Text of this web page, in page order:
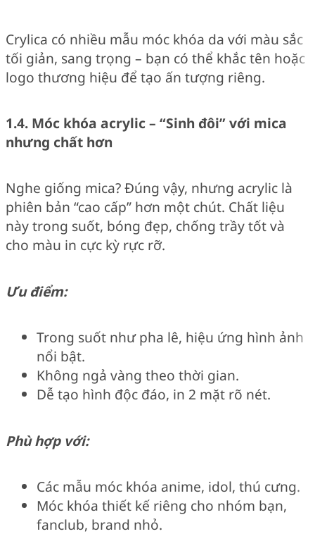
Crylica có nhiều mẫu móc khóa da với màu sắc
tối giản, sang trọng – bạn có thể khắc tên hoặc
logo thương hiệu để tạo ấn tượng riêng.
1.4. Móc khóa acrylic – “Sinh đôi” với mica
nhưng chất hơn
Nghe giống mica? Đúng vậy, nhưng acrylic là
phiên bản “cao cấp” hơn một chút. Chất liệu
này trong suốt, bóng đẹp, chống trầy tốt và
cho màu in cực kỳ rực rỡ.
Ưu điểm:
Trong suốt như pha lê, hiệu ứng hình ảnh
nổi bật.
Không ngả vàng theo thời gian.
Dễ tạo hình độc đáo, in 2 mặt rõ nét.
Phù hợp với:
Các mẫu móc khóa anime, idol, thú cưng.
Móc khóa thiết kế riêng cho nhóm bạn,
fanclub, brand nhỏ.